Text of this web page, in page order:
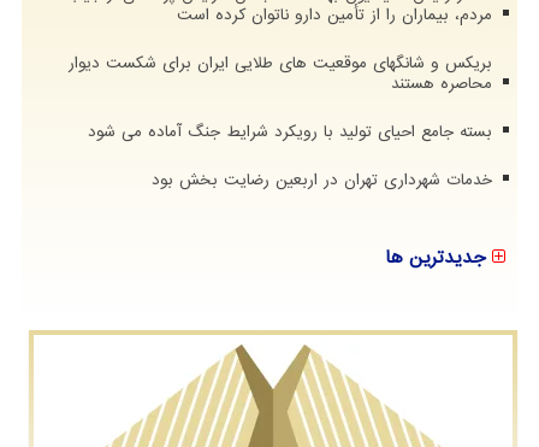
مردم، بیماران را از تأمین دارو ناتوان کرده است
بریکس و شانگهای موقعیت های طلایی ایران برای شکست دیوار
محاصره هستند
بسته جامع احیای تولید با رویکرد شرایط جنگ آماده می شود
خدمات شهرداری تهران در اربعین رضایت بخش بود
جدیدترین ها